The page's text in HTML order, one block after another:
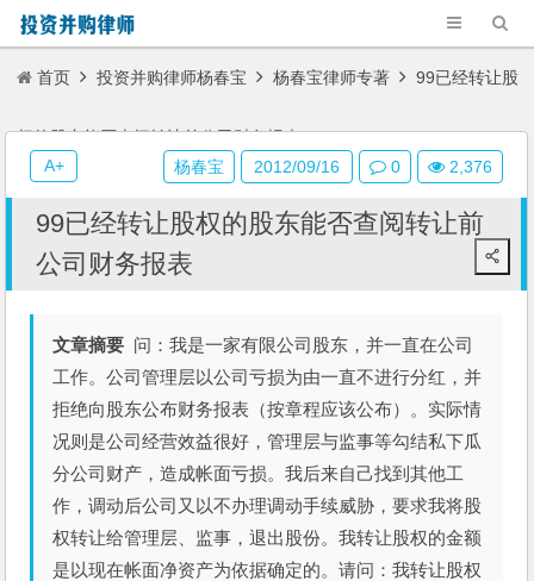
首页 投资并购律师杨春宝 杨春宝律师专著 99已经转让股
权的股东能否查阅转让前公司财务报表
99已经转让股权的股东能否查阅转让前
公司财务报表
文章摘要 问：我是一家有限公司股东，并一直在公司
工作。公司管理层以公司亏损为由一直不进行分红，并
拒绝向股东公布财务报表（按章程应该公布）。实际情
况则是公司经营效益很好，管理层与监事等勾结私下瓜
分公司财产，造成帐面亏损。我后来自己找到其他工
作，调动后公司又以不办理调动手续威胁，要求我将股
权转让给管理层、监事，退出股份。我转让股权的金额
是以现在帐面净资产为依据确定的。请问：我转让股权
杨春宝 2012/09/16 0 2,376
A+